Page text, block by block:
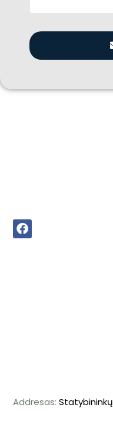
Addresas: Statybininkų